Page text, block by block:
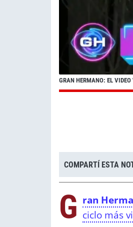
GRAN HERMANO: EL
COMPARTÍ ESTA
G ran
ciclo más